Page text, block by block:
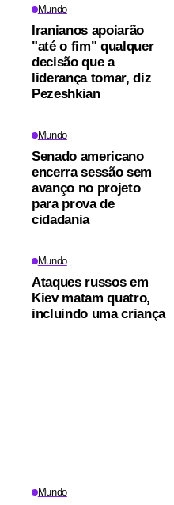
Mundo
Iranianos apoiarão
"até o fim" qualquer
decisão que a
liderança tomar, diz
Pezeshkian
Mundo
Senado americano
encerra sessão sem
avanço no projeto
para prova de
cidadania
Mundo
Ataques russos em
Kiev matam quatro,
incluindo uma criança
Mundo